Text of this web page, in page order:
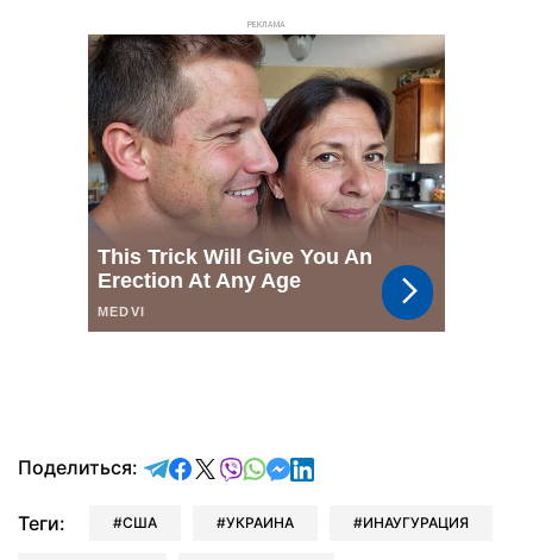
РЕКЛАМА
Поделиться: отправить в Telegram
поделиться в Facebook
поделиться в X
отправить в Viber
отправить в Whatsapp
отправить в Messenger
отправить в LinkedIn
Теги: США УКРАИНА ИНАУГУРАЦИЯ